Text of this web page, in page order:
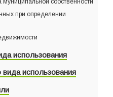
муниципальной собственности
при определении
использования
вида использования